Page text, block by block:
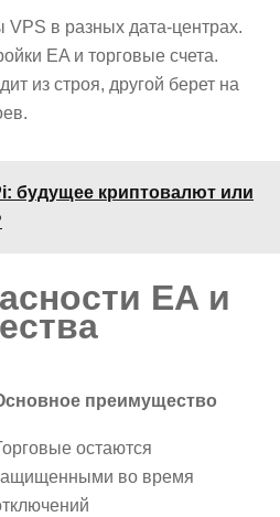
VPS в разных дата-центрах.
EA и торговые счета.
из строя, другой берет на
будущее криптовалют или
EA и
преимущество
остаются
во время